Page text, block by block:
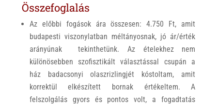
Összefoglalás
Az előbbi fogások ára összesen: 4.750 Ft, amit
budapesti viszonylatban méltányosnak, jó ár/érték
arányúnak tekinthetünk. Az ételekhez nem
különösebben szofisztikált választással csupán a
ház badacsonyi olaszrizlingjét kóstoltam, amit
korrektül elkészített bornak értékeltem. A
felszolgálás gyors és pontos volt, a fogadtatás